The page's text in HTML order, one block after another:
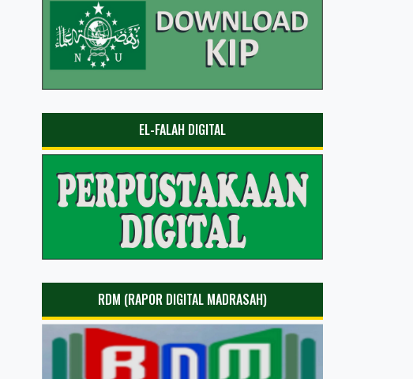
EL-FALAH DIGITAL
RDM (RAPOR DIGITAL MADRASAH)